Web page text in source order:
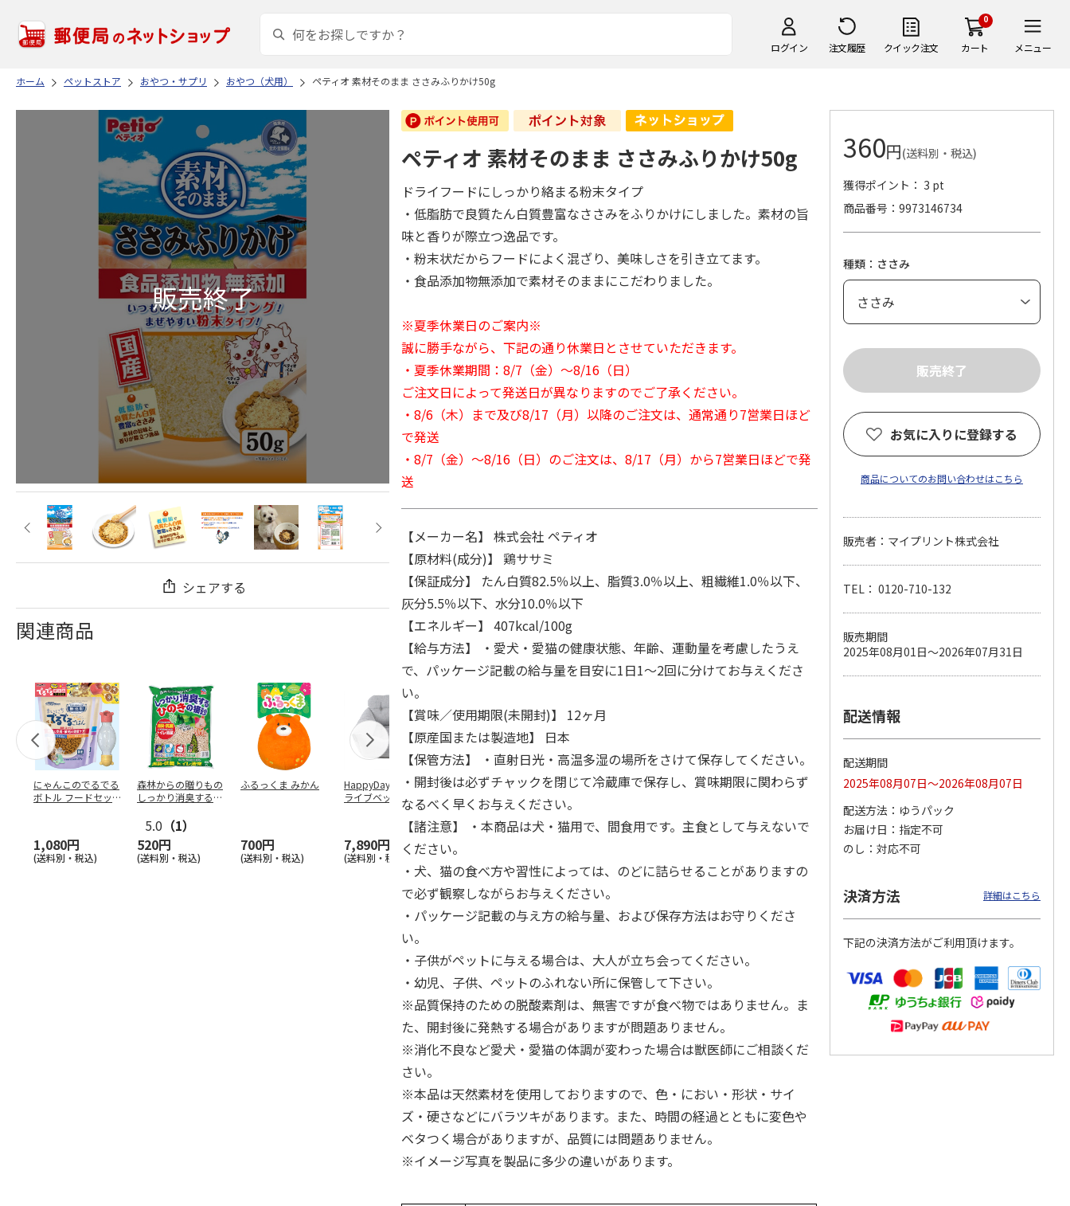
ログイン 注文履歴 クイック注文
0
カート メニュー
ホーム ペットストア おやつ・サプリ おやつ（犬用） ペティオ 素材そのまま ささみふりかけ50g
シェアする
関連商品
にゃんこのでるでる
ボトル フードセッ
1,080円
(送料別・税込)
森林からの贈りもの
しっかり消臭するひ
5.0 （1）
520円
(送料別・税込)
ふるっくま みかん
700円
(送料別・税込)
HappyDays 2wayド
ライブベッド グレ
7,890円
(送料別・税込)
獣医師開発 ニオイ
をとる砂専用 猫ト
イレ ナチュラルグ
レー
1,550円
(送料別・税込)
デオトイレ 飛び散
らない消臭・抗菌サ
ンド 4L
無添加良品 カムカ
…
銀のスプーン パウ
おに…
ペット線香 虹のか
ローラルの香り
590円
(送料別・税込)
CIAO 香り立つクラ
ペティオ 素材そのまま ささみふりかけ50g
ドライフードにしっかり絡まる粉末タイプ
・低脂肪で良質たん白質豊富なささみをふりかけにしました。素材の旨
味と香りが際立つ逸品です。
・粉末状だからフードによく混ざり、美味しさを引き立てます。
・食品添加物無添加で素材そのままにこだわりました。
※夏季休業日のご案内※
誠に勝手ながら、下記の通り休業日とさせていただきます。
・夏季休業期間：8/7（金）～8/16（日）
ご注文日によって発送日が異なりますのでご了承ください。
・8/6（木）まで及び8/17（月）以降のご注文は、通常通り7営業日ほど
で発送
・8/7（金）～8/16（日）のご注文は、8/17（月）から7営業日ほどで発
送
【メーカー名】 株式会社 ペティオ
【原材料(成分)】 鶏ササミ
【保証成分】 たん白質82.5％以上、脂質3.0％以上、粗繊維1.0％以下、
灰分5.5％以下、水分10.0％以下
【エネルギー】 407kcal/100g
【給与方法】 ・愛犬・愛猫の健康状態、年齢、運動量を考慮したうえ
で、パッケージ記載の給与量を目安に1日1～2回に分けてお与えくださ
い。
【賞味／使用期限(未開封)】 12ヶ月
【原産国または製造地】 日本
【保管方法】 ・直射日光・高温多湿の場所をさけて保存してください。
・開封後は必ずチャックを閉じて冷蔵庫で保存し、賞味期限に関わらず
なるべく早くお与えください。
【諸注意】 ・本商品は犬・猫用で、間食用です。主食として与えないで
ください。
・犬、猫の食べ方や習性によっては、のどに詰らせることがありますの
で必ず観察しながらお与えください。
・パッケージ記載の与え方の給与量、および保存方法はお守りくださ
い。
・子供がペットに与える場合は、大人が立ち会ってください。
・幼児、子供、ペットのふれない所に保管して下さい。
※品質保持のための脱酸素剤は、無害ですが食べ物ではありません。ま
た、開封後に発熱する場合がありますが問題ありません。
※消化不良など愛犬・愛猫の体調が変わった場合は獣医師にご相談くだ
さい。
※本品は天然素材を使用しておりますので、色・におい・形状・サイ
ズ・硬さなどにバラツキがあります。また、時間の経過とともに変色や
ベタつく場合がありますが、品質には問題ありません。
※イメージ写真を製品に多少の違いがあります。
360円(送料別・税込)
獲得ポイント： 3 pt
商品番号
9973146734
種類：ささみ
お気に入りに登録する
商品についてのお問い合わせはこちら
販売者：マイプリント株式会社
TEL： 0120-710-132
販売期間
2025年08月01日～2026年07月31日
配送情報
配送期間
2025年08月07日～2026年08月07日
配送方法
ゆうパック
お届け日
指定不可
のし
対応不可
決済方法 詳細はこちら
下記の決済方法がご利用頂けます。